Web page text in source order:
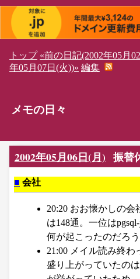
トップ «前の日記(2002年05月
年05月07日(火))» 編集
メモの日々
2002年05月06日(月) 振替
■ 会社
20:20 おお懐かしの
は148通。一位は
何が起こったのだろう
21:00 メイル読み終わ
盛り上がっていたの